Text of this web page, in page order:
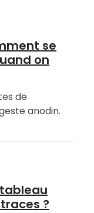
se
on
de
anodin.
?